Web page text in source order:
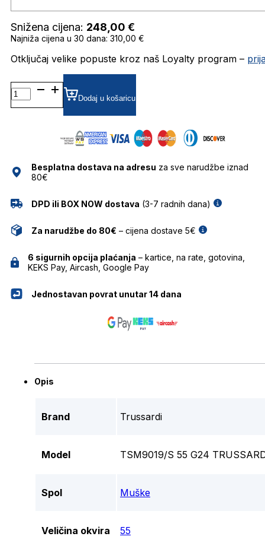
Snižena cijena: 248,00 €
Najniža cijena u 30 dana: 310,00 €
Otključaj velike popuste kroz naš Loyalty program –
TSM9019
GRADIJENT SUNČANE
NAOČALE
Dodaj u košaricu
Besplatna dostava na adresu za sve narudžbe iznad
80€
DPD ili BOX NOW dostava (3-7 radnih dana)
Za narudžbe do 80€ – cijena dostave 5€
6 sigurnih opcija plaćanja – kartice, na rate, gotovina,
KEKS Pay, Aircash, Google Pay
Jednostavan povrat unutar 14 dana
Opis
Brand Trussardi
Model TSM9019/S 55 G24
Spol Muške
Veličina okvira 55